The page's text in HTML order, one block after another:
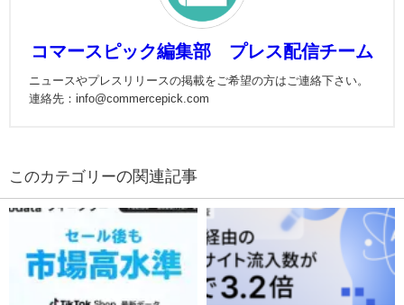
コマースピック編集部 プレス配信チーム
ニュースやプレスリリースの掲載をご希望の方はご連絡下さい。
連絡先：info@commercepick.com
の関連記事